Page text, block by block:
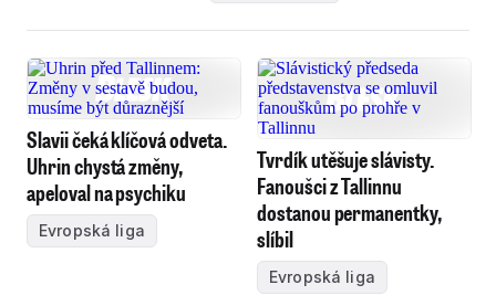
Slavii čeká klíčová odveta.
Uhrin chystá změny,
apeloval na psychiku
Evropská liga
Tvrdík utěšuje slávisty.
Fanoušci z Tallinnu
dostanou permanentky,
slíbil
Evropská liga